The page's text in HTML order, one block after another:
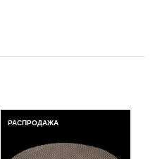
РАСПРОДАЖА